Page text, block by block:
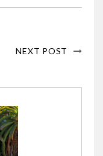
NEXT POST